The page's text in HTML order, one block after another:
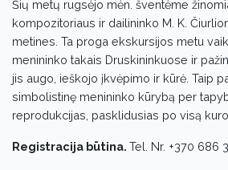
Šių metų rugsėjo mėn. šventėme
kompozitoriaus ir dailininko M. K.
metines. Ta proga ekskursijos metu
menininko takais Druskininkuose ir
jis augo, ieškojo įkvėpimo ir kūrė. Taip
simbolistinę menininko kūrybą per
reprodukcijas, pasklidusias po visą
Registracija būtina. Tel. Nr. +370 686